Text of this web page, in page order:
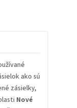
ako sú
zásielky,
Nové